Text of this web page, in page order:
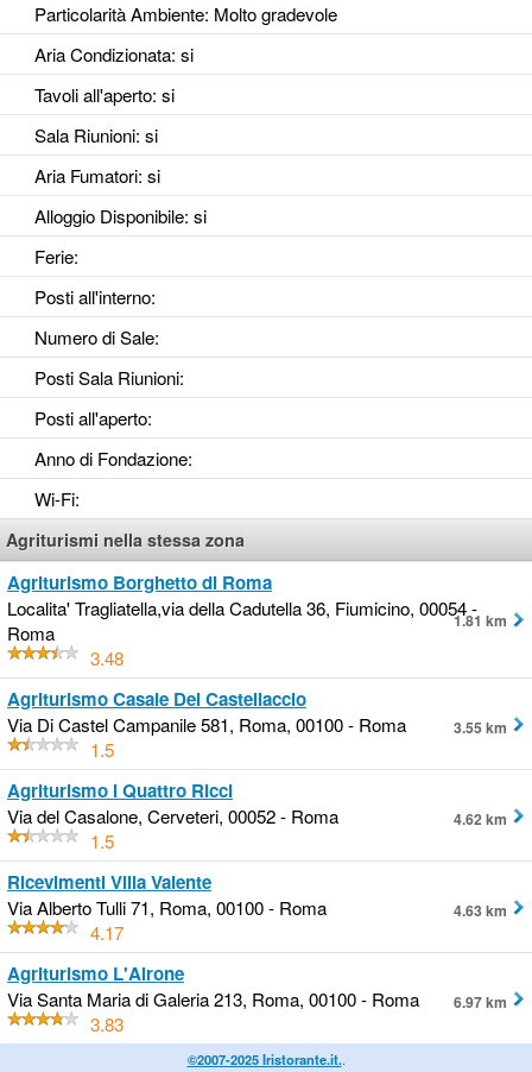
Particolarità Ambiente: Molto gradevole
Aria Condizionata: si
Tavoli all'aperto: si
Sala Riunioni: si
Aria Fumatori: si
Alloggio Disponibile: si
Ferie:
Posti all'interno:
Numero di Sale:
Posti Sala Riunioni:
Posti all'aperto:
Anno di Fondazione:
Wi-Fi:
Agriturismi nella stessa zona
Agriturismo Borghetto di Roma
Localita' Tragliatella,via della Cadutella 36, Fiumicino, 00054 -
Roma
3.48
1.81 km
Agriturismo Casale Del Castellaccio
Via Di Castel Campanile 581, Roma, 00100 - Roma
1.5
3.55 km
Agriturismo I Quattro Ricci
Via del Casalone, Cerveteri, 00052 - Roma
1.5
4.62 km
Ricevimenti Villa Valente
Via Alberto Tulli 71, Roma, 00100 - Roma
4.17
4.63 km
Agriturismo L'Airone
Via Santa Maria di Galeria 213, Roma, 00100 - Roma
3.83
6.97 km
©2007-2025 Iristorante.it..